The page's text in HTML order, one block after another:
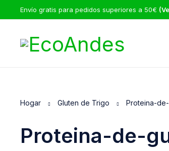
Envío gratis para pedidos superiores a 50€
Hogar Gluten de Trigo Proteina-
Proteina-de-